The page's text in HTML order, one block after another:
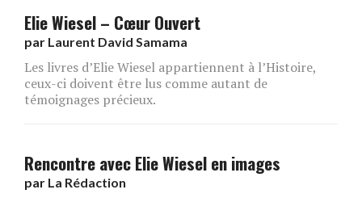
Elie Wiesel – Cœur Ouvert
par Laurent David Samama
Les livres d’Elie Wiesel appartiennent à l’Histoire,
ceux-ci doivent être lus comme autant de
témoignages précieux.
Rencontre avec Elie Wiesel en images
par La Rédaction